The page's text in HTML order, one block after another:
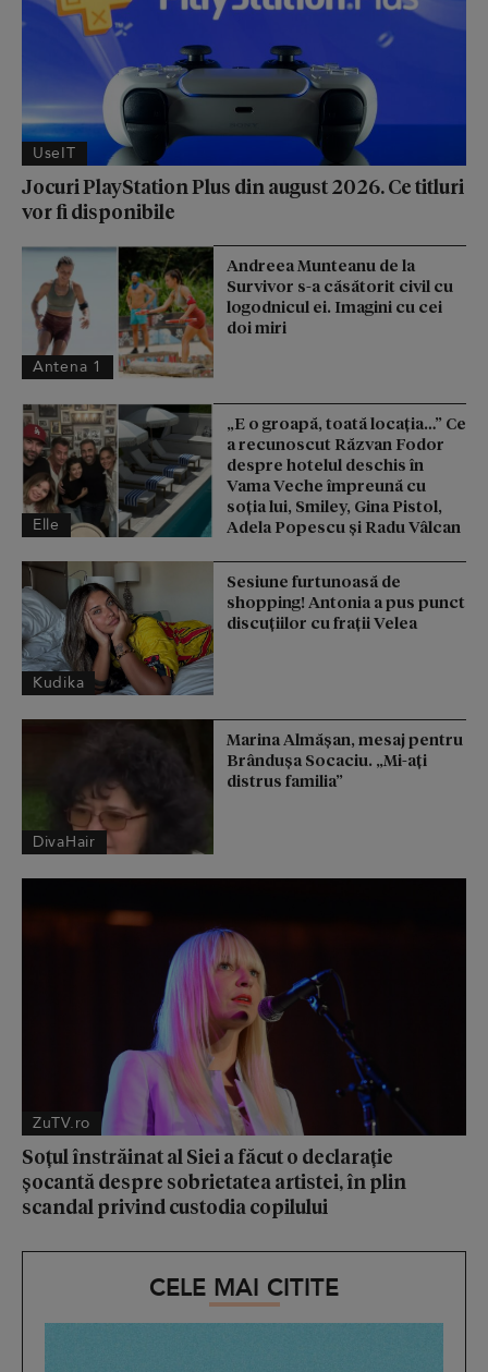
UseIT
Jocuri PlayStation Plus din august 2026. Ce titluri
vor fi disponibile
Antena 1
Andreea Munteanu de la
Survivor s-a căsătorit civil cu
logodnicul ei. Imagini cu cei
doi miri
Elle
„E o groapă, toată locația…” Ce
a recunoscut Răzvan Fodor
despre hotelul deschis în
Vama Veche împreună cu
soția lui, Smiley, Gina Pistol,
Adela Popescu și Radu Vâlcan
Kudika
Sesiune furtunoasă de
shopping! Antonia a pus punct
discuțiilor cu frații Velea
DivaHair
Marina Almășan, mesaj pentru
Brândușa Socaciu. „Mi-ați
distrus familia”
ZuTV.ro
Soțul înstrăinat al Siei a făcut o declarație
șocantă despre sobrietatea artistei, în plin
scandal privind custodia copilului
CELE MAI CITITE